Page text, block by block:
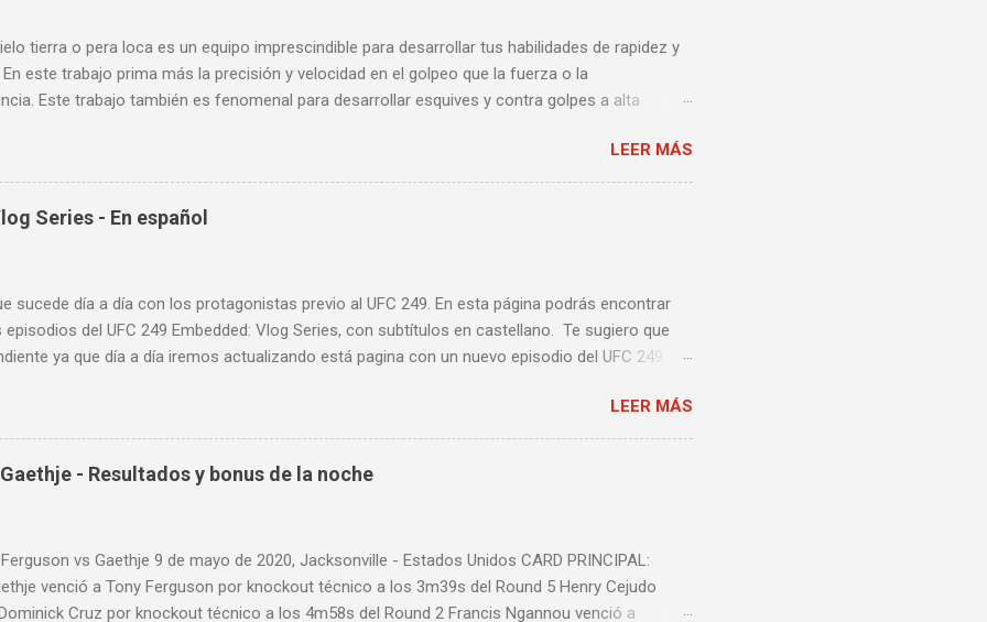
tierra o pera loca es un equipo imprescindible para desarrollar tus habilidades de rapidez y
este trabajo prima más la precisión y velocidad en el golpeo que la fuerza o la
Este trabajo también es fenomenal para desarrollar esquives y contra golpes a alta
velocidad de tus desplazamientos o tu juego de pies. A continuación te enseñamos algunos
puedes aprender a golpear la pera cielo tierra o pera loca. En esta lista de videos podrás
tipos de entrenamiento con la pera loca:
LEER MÁS
Series - En español
sucede día a día con los protagonistas previo al UFC 249. En esta página podrás encontrar
del UFC 249 Embedded: Vlog Series, con subtítulos en castellano. Te sugiero que
ya que día a día iremos actualizando está pagina con un nuevo episodio del UFC 249
LEER MÁS
- Resultados y bonus de la noche
vs Gaethje 9 de mayo de 2020, Jacksonville - Estados Unidos CARD PRINCIPAL:
venció a Tony Ferguson por knockout técnico a los 3m39s del Round 5 Henry Cejudo
Cruz por knockout técnico a los 4m58s del Round 2 Francis Ngannou venció a